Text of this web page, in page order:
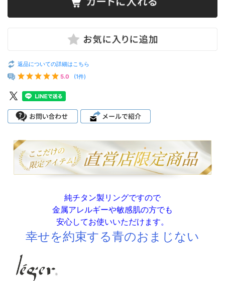
返品についての詳細はこちら
5.0
(1件)
純チタン製リングですので
金属アレルギーや敏感肌の方でも
安心してお使いいただけます。
幸せを約束する青のおまじない